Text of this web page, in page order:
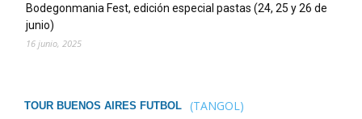
Bodegonmania Fest, edición especial pastas (24, 25 y 26 de
junio)
16 junio, 2025
TOUR BUENOS AIRES FUTBOL (TANGOL)